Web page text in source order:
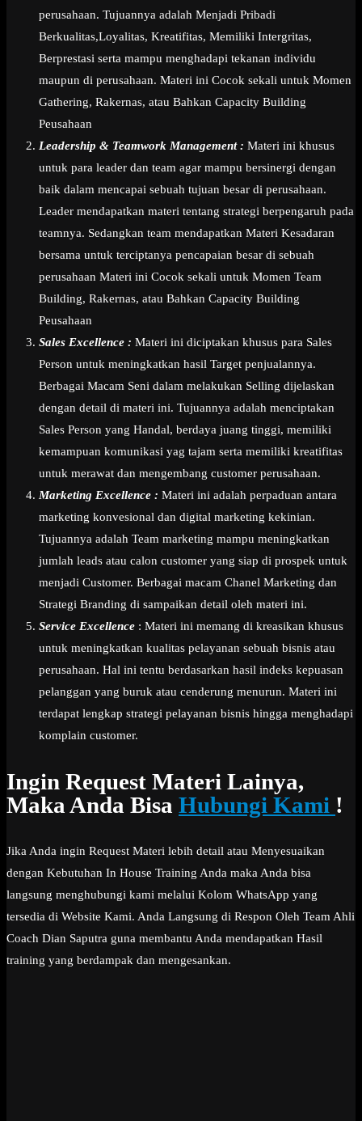
perusahaan. Tujuannya adalah Menjadi Pribadi
Berkualitas,Loyalitas, Kreatifitas, Memiliki Intergritas,
Berprestasi serta mampu menghadapi tekanan individu
maupun di perusahaan. Materi ini Cocok sekali untuk Momen
Gathering, Rakernas, atau Bahkan Capacity Building
Peusahaan
Leadership & Teamwork Management : Materi ini khusus
untuk para leader dan team agar mampu bersinergi dengan
baik dalam mencapai sebuah tujuan besar di perusahaan.
Leader mendapatkan materi tentang strategi berpengaruh pada
teamnya. Sedangkan team mendapatkan Materi Kesadaran
bersama untuk terciptanya pencapaian besar di sebuah
perusahaan Materi ini Cocok sekali untuk Momen Team
Building, Rakernas, atau Bahkan Capacity Building
Peusahaan
Sales Excellence : Materi ini diciptakan khusus para Sales
Person untuk meningkatkan hasil Target penjualannya.
Berbagai Macam Seni dalam melakukan Selling dijelaskan
dengan detail di materi ini. Tujuannya adalah menciptakan
Sales Person yang Handal, berdaya juang tinggi, memiliki
kemampuan komunikasi yag tajam serta memiliki kreatifitas
untuk merawat dan mengembang customer perusahaan.
Marketing Excellence : Materi ini adalah perpaduan antara
marketing konvesional dan digital marketing kekinian.
Tujuannya adalah Team marketing mampu meningkatkan
jumlah leads atau calon customer yang siap di prospek untuk
menjadi Customer. Berbagai macam Chanel Marketing dan
Strategi Branding di sampaikan detail oleh materi ini.
Service Excellence : Materi ini memang di kreasikan khusus
untuk meningkatkan kualitas pelayanan sebuah bisnis atau
perusahaan. Hal ini tentu berdasarkan hasil indeks kepuasan
pelanggan yang buruk atau cenderung menurun. Materi ini
terdapat lengkap strategi pelayanan bisnis hingga menghadapi
komplain customer.
Ingin Request Materi Lainya,
Maka Anda Bisa Hubungi Kami !
Jika Anda ingin Request Materi lebih detail atau Menyesuaikan
dengan Kebutuhan In House Training Anda maka Anda bisa
langsung menghubungi kami melalui Kolom WhatsApp yang
tersedia di Website Kami. Anda Langsung di Respon Oleh Team Ahli
Coach Dian Saputra guna membantu Anda mendapatkan Hasil
training yang berdampak dan mengesankan.